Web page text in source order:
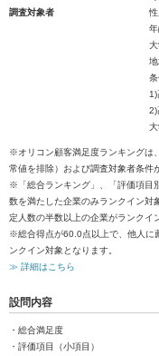
調査対象者
1)
2)
※オリコン顧客満足度ランキングは
常値を排除）および調査対象者条件
※「総合ランキング」、「評価項目
数を満たした企業のみランクイン対
定人数の半数以上の企業がランクイ
※総合得点が60.0点以上で、他人に
ンクイン対象となります。
≫ 詳細はこちら
設問内容
・総合満足度
・評価項目（小項目）